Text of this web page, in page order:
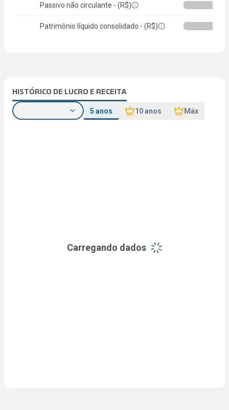
Passivo não circulante - (R$)
Patrimônio líquido consolidado - (R$)
HISTÓRICO DE LUCRO E RECEITA
5 anos 10 anos Máx
Carregando dados